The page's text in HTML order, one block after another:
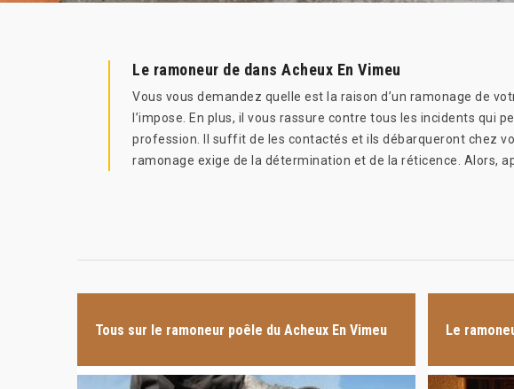
Le ramoneur de dans Acheux En Vimeu
Vous vous demandez quelle est la raison d’un ramonage de
l’impose. En plus, il vous rassure contre tous les incidents qui
profession. Il suffit de les contactés et ils débarqueront chez
ramonage exige de la détermination et de la réticence. Alors,
Tous sur le ramoneur poêle du Acheux En Vimeu Le